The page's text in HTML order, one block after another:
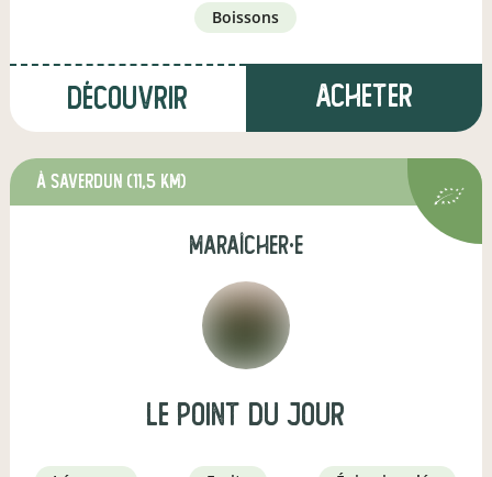
boissons
Découvrir Acheter
à Saverdun (11,5 km)
maraîcher·e
Le Point du Jour